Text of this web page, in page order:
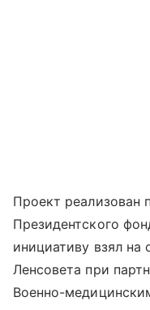
Проект реализован
Президентского
инициативу взял на
Ленсовета при
Военно-